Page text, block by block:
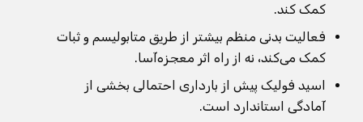
کمک کند.
فعالیت بدنی منظم بیشتر از طریق متابولیسم و ثبات
کمک می‌کند، نه از راه اثر معجزه‌آسا.
اسید فولیک پیش از بارداری احتمالی بخشی از
آمادگی استاندارد است.